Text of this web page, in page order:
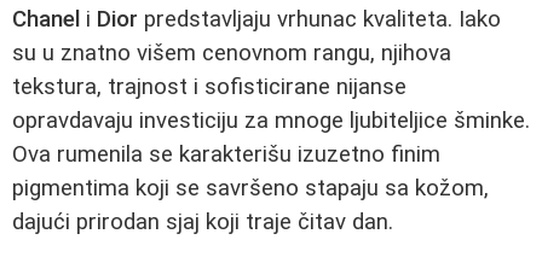
Chanel i Dior predstavljaju vrhunac kvaliteta. Iako
su u znatno višem cenovnom rangu, njihova
tekstura, trajnost i sofisticirane nijanse
opravdavaju investiciju za mnoge ljubiteljice šminke.
Ova rumenila se karakterišu izuzetno finim
pigmentima koji se savršeno stapaju sa kožom,
dajući prirodan sjaj koji traje čitav dan.